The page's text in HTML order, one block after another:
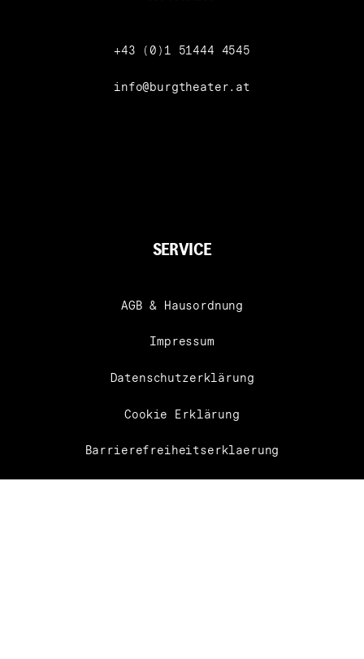
Telefon
+43 (0)1 51444 4545
info@burgtheater.at
SERVICE
AGB & Hausordnung
Impressum
Datenschutzerklärung
Cookie Erklärung
Barrierefreiheitserklaerung